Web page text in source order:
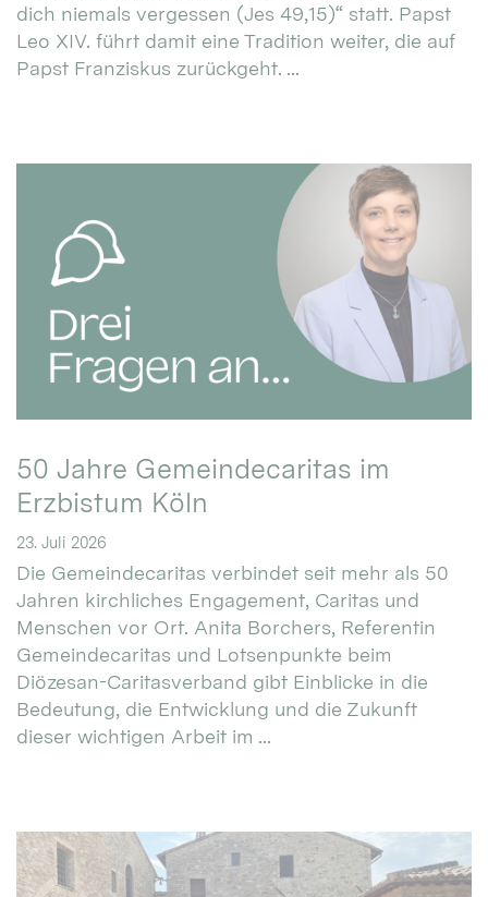
dich niemals vergessen (Jes 49,15)“ statt. Papst
Leo XIV. führt damit eine Tradition weiter, die auf
Papst Franziskus zurückgeht. ...
50 Jahre Gemeindecaritas im
Erzbistum Köln
23. Juli 2026
Die Gemeindecaritas verbindet seit mehr als 50
Jahren kirchliches Engagement, Caritas und
Menschen vor Ort. Anita Borchers, Referentin
Gemeindecaritas und Lotsenpunkte beim
Diözesan-Caritasverband gibt Einblicke in die
Bedeutung, die Entwicklung und die Zukunft
dieser wichtigen Arbeit im ...